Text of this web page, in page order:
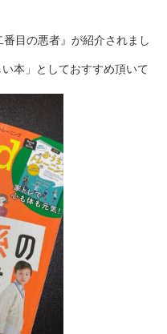
目の悪者』が紹介されまし
本」としておすすめ頂いて